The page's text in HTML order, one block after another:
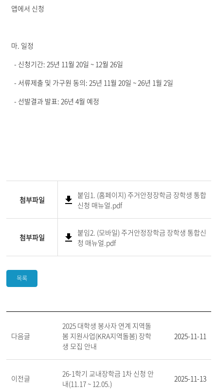
앱에서 신청
마. 일정
- 신청기간: 25년 11월 20일 ~ 12월 26일
- 서류제출 및 가구원 동의: 25년 11월 20일 ~ 26년 1월 2일
- 선발결과 발표: 26년 4월 예정
첨부파일
붙임1. (홈페이지) 주거안정장학금 장학생 통합
신청 매뉴얼.pdf
첨부파일
붙임2. (모바일) 주거안정장학금 장학생 통합신
청 매뉴얼.pdf
목록
다음글
2025 대학생 봉사자 연계 지역돌
봄 지원사업(KRA지역돌봄) 장학
생 모집 안내
2025-11-11
이전글
26-1학기 교내장학금 1차 신청 안
내(11.17 ~ 12.05.)
2025-11-13